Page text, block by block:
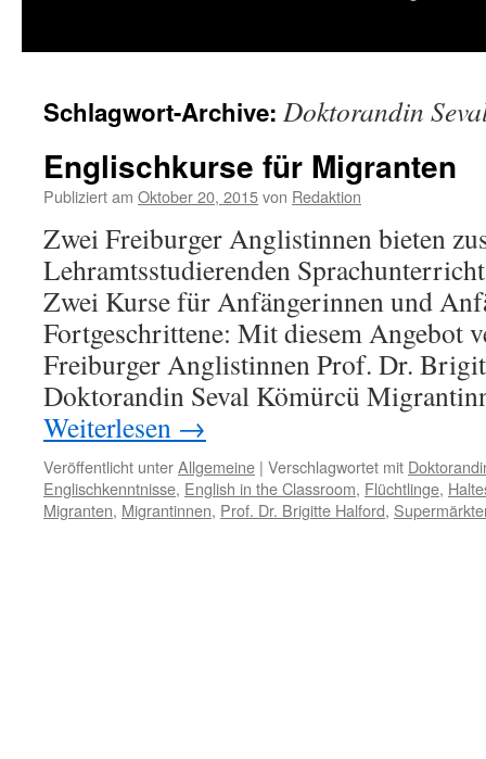
Schlagwort-Archive: Doktorandin
Englischkurse für Migranten
Publiziert am Oktober 20, 2015von Redaktion
Zwei Freiburger Anglistinnen bieten
Lehramtsstudierenden
Zwei Kurse für Anfängerinnen und
Fortgeschrittene: Mit diesem Angebot
Freiburger Anglistinnen Prof. Dr.
Doktorandin Seval Kömürcü
Weiterlesen →
Veröffentlicht unterAllgemeine | Verschlagwortet mit
Englischkenntnisse, English in the Classroom, Flüchtlinge,
Migranten, Migrantinnen, Prof. Dr. Brigitte Halford,